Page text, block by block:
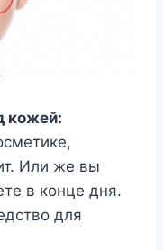
кожей:
Или же вы
в конце дня.
для